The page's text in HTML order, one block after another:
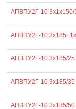
АПВПУ2Г-10 3х1х150/
АПВПУ2Г-10
АПВПУ2Г-10 3х185/25
АПВПУ2Г-10 3х185/35
АПВПУ2Г-10 3х185/50